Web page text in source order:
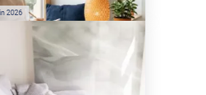
2026
sa
chaleur sans
?